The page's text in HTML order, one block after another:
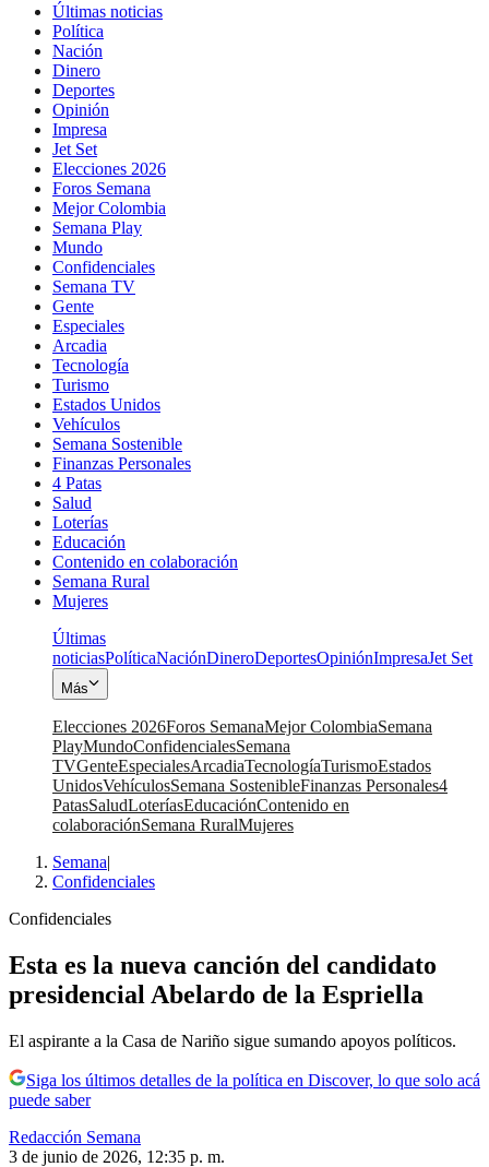
Últimas noticias
Política
Nación
Dinero
Deportes
Opinión
Impresa
Jet Set
Elecciones 2026
Foros Semana
Mejor Colombia
Semana Play
Mundo
Confidenciales
Semana TV
Gente
Especiales
Arcadia
Tecnología
Turismo
Estados Unidos
Vehículos
Semana Sostenible
Finanzas Personales
4 Patas
Salud
Loterías
Educación
Contenido en colaboración
Semana Rural
Mujeres
Últimas
noticiasPolíticaNaciónDineroDeportesOpiniónImpresaJet Set
Más
Elecciones 2026Foros SemanaMejor ColombiaSemana
PlayMundoConfidencialesSemana
TVGenteEspecialesArcadiaTecnologíaTurismoEstados
UnidosVehículosSemana SostenibleFinanzas Personales4
PatasSaludLoteríasEducaciónContenido en
colaboraciónSemana RuralMujeres
Semana|
Confidenciales
Confidenciales
Esta es la nueva canción del candidato
presidencial Abelardo de la Espriella
El aspirante a la Casa de Nariño sigue sumando apoyos políticos.
Siga los últimos detalles de la política en Discover, lo que solo acá
puede saber
Redacción Semana
3 de junio de 2026, 12:35 p. m.